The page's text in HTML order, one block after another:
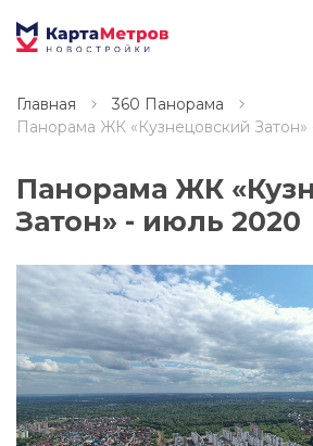
Главная
360 Панорама
Панорама ЖК «Кузнецовский Затон»
Панорама ЖК
Затон» - июль 2020